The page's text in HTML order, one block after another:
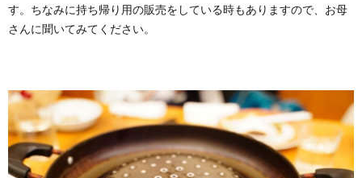
す。ちなみに持ち帰り用の販売をしている時もありますので、お母
さんに聞いてみてください。